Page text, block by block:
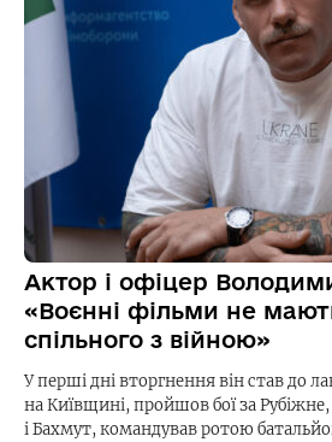
Актор і офіцер
«Воєнні фільми не
спільного з війною»
У перші дні вторгнення він став до
на Київщині, пройшов бої за
і Бахмут, командував ротою